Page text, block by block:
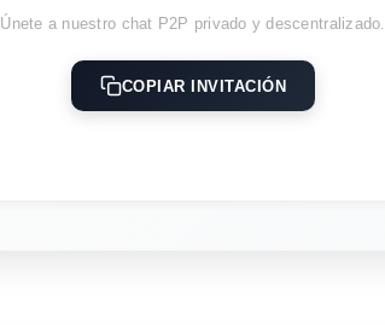
Únete a nuestro chat P2P privado y descentralizado.
COPIAR INVITACIÓN